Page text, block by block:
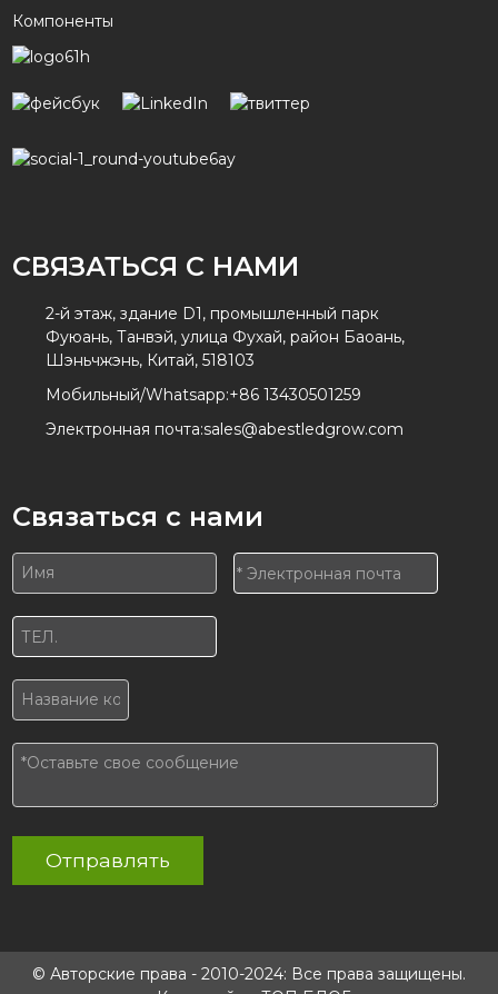
Компоненты
СВЯЗАТЬСЯ С НАМИ
2-й этаж, здание D1, промышленный парк
Фуюань, Танвэй, улица Фухай, район Баоань,
Шэньчжэнь, Китай, 518103
Мобильный/Whatsapp:+86 13430501259
Электронная почта:sales@abestledgrow.com
Связаться с нами
Отправлять
© Авторские права - 2010-2024: Все права защищены.